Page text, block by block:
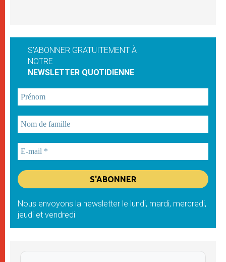
S'ABONNER GRATUITEMENT À
NOTRE
NEWSLETTER QUOTIDIENNE
Nous envoyons la newsletter le lundi, mardi, mercredi,
jeudi et vendredi